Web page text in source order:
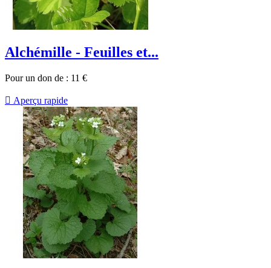
Alchémille - Feuilles et...
Pour un don de : 11 €
 Aperçu rapide